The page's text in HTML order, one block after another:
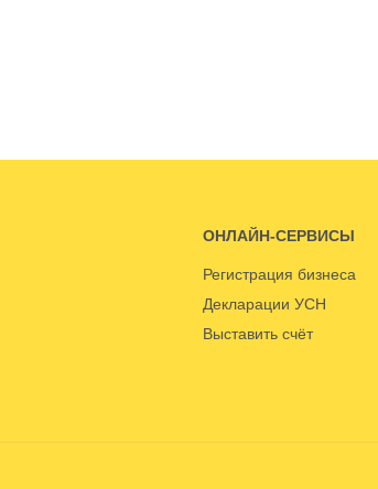
ОНЛАЙН-СЕРВИСЫ
Регистрация бизнеса
Декларации УСН
Выставить счёт